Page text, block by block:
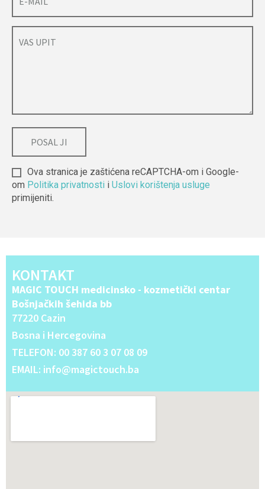
Ova stranica je zaštićena reCAPTCHA-om i Google-
om Politika privatnosti i Uslovi korištenja usluge
primijeniti.
KONTAKT
MAGIC TOUCH medicinsko - kozmetički centar
Bošnjačkih šehida bb
77220 Cazin
Bosna i Hercegovina
TELEFON: 00 387 60 3 07 08 09
EMAIL: info@magictouch.ba